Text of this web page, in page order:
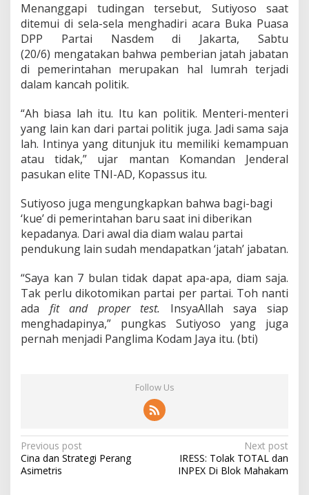
n
y
a
P
u
n
y
K
e
m
a
m
p
a
n
Menanggapi tudingan tersebut, Sutiyoso saat
ditemui di sela-sela menghadiri acara Buka Puasa
DPP Partai Nasdem di Jakarta, Sabtu
(20/6) mengatakan bahwa pemberian jatah jabatan
di pemerintahan merupakan hal lumrah terjadi
dalam kancah politik.
“Ah biasa lah itu. Itu kan politik. Menteri-menteri
yang lain kan dari partai politik juga. Jadi sama saja
lah. Intinya yang ditunjuk itu memiliki kemampuan
atau tidak,” ujar mantan Komandan Jenderal
pasukan elite TNI-AD, Kopassus itu.
Sutiyoso juga mengungkapkan bahwa bagi-bagi
‘kue’ di pemerintahan baru saat ini diberikan
kepadanya. Dari awal dia diam walau partai
pendukung lain sudah mendapatkan ‘jatah’ jabatan.
“Saya kan 7 bulan tidak dapat apa-apa, diam saja.
Tak perlu dikotomikan partai per partai. Toh nanti
ada fit and proper test. InsyaAllah
saya siap
menghadapinya,” pungkas Sutiyoso yang juga
pernah menjadi Panglima Kodam Jaya itu. (bti)
Follow Us
P
o
Previous post
Cina dan Strategi Perang
Asimetris
Next post
IRESS: Tolak TOTAL dan
INPEX Di Blok Mahakam